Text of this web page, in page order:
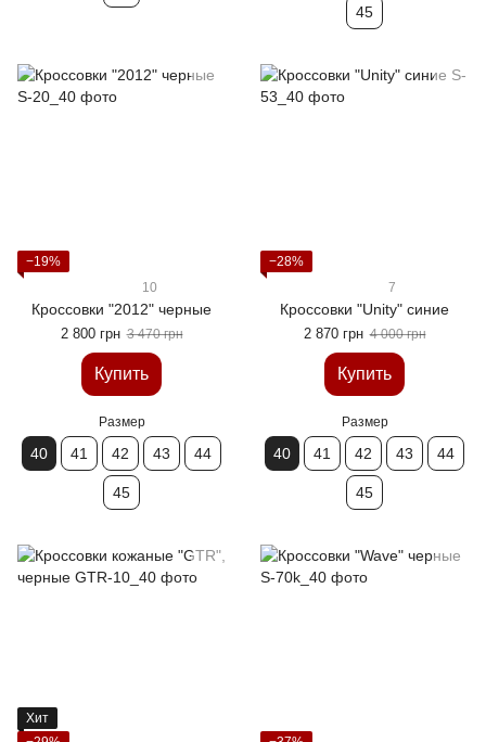
45
−19%
10
Кроссовки "2012" черные
2 800 грн 3 470 грн
Купить
Размер
40 41 42 43 44
45
−28%
7
Кроссовки "Unity" синие
2 870 грн 4 000 грн
Купить
Размер
40 41 42 43 44
45
Хит